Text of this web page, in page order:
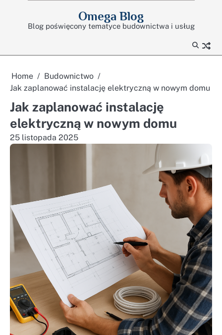
Omega Blog
Blog poświęcony tematyce budownictwa i usług
Home
Budownictwo
Jak zaplanować instalację elektryczną w nowym domu
Jak zaplanować instalację
elektryczną w nowym domu
25 listopada 2025